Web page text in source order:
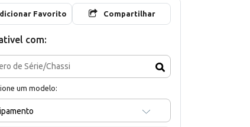
Favorito Compartilhar
com:
um modelo: